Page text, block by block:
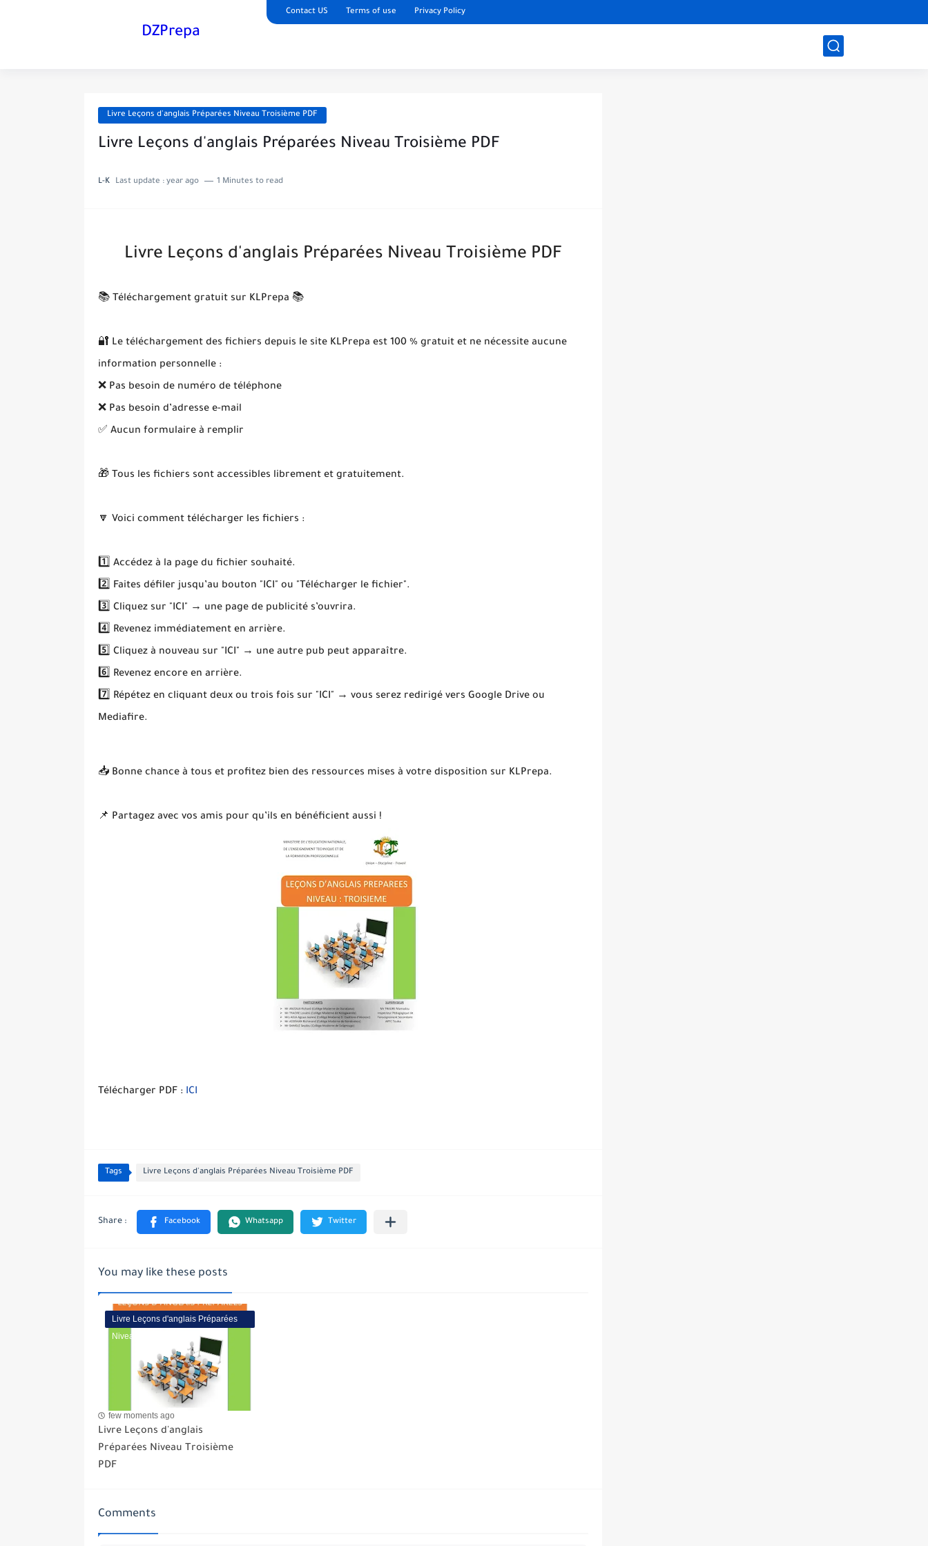
Contact US Terms of use Privacy Policy
DZPrepa
Livre Leçons d'anglais Préparées Niveau Troisième PDF
Livre Leçons d'anglais Préparées Niveau Troisième PDF
L-K Last update : year ago 1 Minutes to read
Livre Leçons d'anglais Préparées Niveau Troisième PDF
📚 Téléchargement gratuit sur KLPrepa 📚
🔐 Le téléchargement des fichiers depuis le site KLPrepa est 100 % gratuit et ne nécessite aucune
information personnelle :
❌ Pas besoin de numéro de téléphone
❌ Pas besoin d’adresse e-mail
✅ Aucun formulaire à remplir
🎁 Tous les fichiers sont accessibles librement et gratuitement.
🔽 Voici comment télécharger les fichiers :
1️⃣ Accédez à la page du fichier souhaité.
2️⃣ Faites défiler jusqu’au bouton "ICI" ou "Télécharger le fichier".
3️⃣ Cliquez sur "ICI" → une page de publicité s’ouvrira.
4️⃣ Revenez immédiatement en arrière.
5️⃣ Cliquez à nouveau sur "ICI" → une autre pub peut apparaître.
6️⃣ Revenez encore en arrière.
7️⃣ Répétez en cliquant deux ou trois fois sur "ICI" → vous serez redirigé vers Google Drive ou
Mediafire.
📥 Bonne chance à tous et profitez bien des ressources mises à votre disposition sur KLPrepa.
📌 Partagez avec vos amis pour qu’ils en bénéficient aussi !
Télécharger PDF : ICI
Tags Livre Leçons d'anglais Préparées Niveau Troisième PDF
You may like these posts
Livre Leçons d'anglais Préparées
Niveau Troisième PDF
few moments ago
Livre Leçons d'anglais
Préparées Niveau Troisième
PDF
Comments